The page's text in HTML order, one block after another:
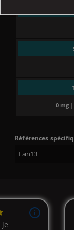
0 mg
Références
Ean13